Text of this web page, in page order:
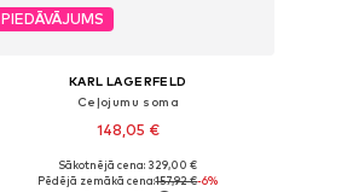
PIEDĀVĀJUMS
KARL LAGERFELD
Ceļojumu soma
148,05 €
Pieejamie izmēri: One Size
Sākotnējā cena: 329,00 €
Pēdējā zemākā cena:157,92 €-6%